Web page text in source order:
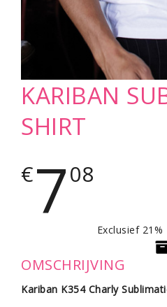
KARIBAN
SHIRT
€708
Exclusief 21%
OMSCHRIJVING
Kariban K354 Charly